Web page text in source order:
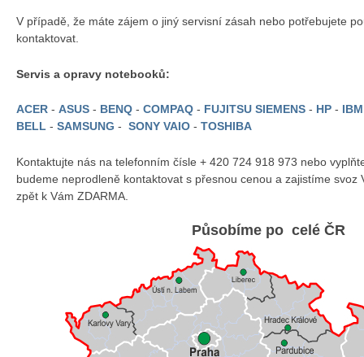
V případě, že máte zájem o jiný servisní zásah nebo potřebujete
kontaktovat.
Servis a opravy notebooků:
ACER - ASUS - BENQ - COMPAQ - FUJITSU SIEMENS - HP -
BELL - SAMSUNG - SONY VAIO - TOSHIBA
Kontaktujte nás na telefonním čísle + 420 724 918 973 nebo
budeme neprodleně kontaktovat s přesnou cenou a zajistíme svoz
zpět k Vám ZDARMA.
Působíme po celé ČR